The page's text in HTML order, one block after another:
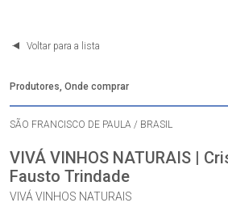
Voltar para a lista
Produtores, Onde comprar
SÃO FRANCISCO DE PAULA / BRASIL
VIVÁ VINHOS NATURAIS |
Fausto Trindade
VIVÁ VINHOS NATURAIS